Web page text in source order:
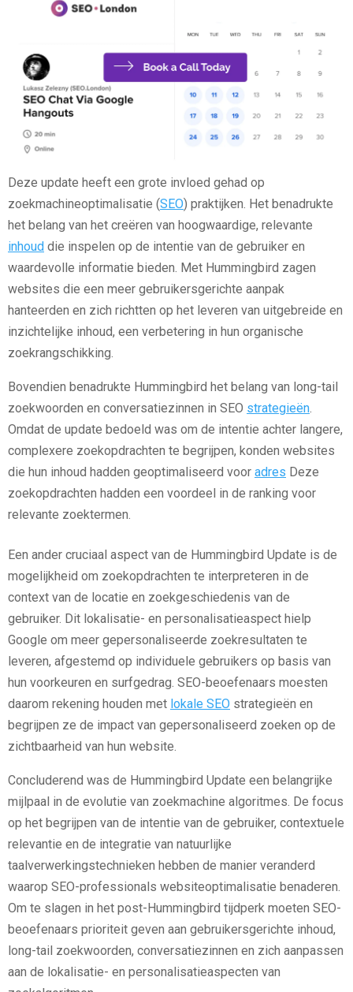
Deze update heeft een grote invloed gehad op
zoekmachineoptimalisatie (SEO) praktijken. Het benadrukte
het belang van het creëren van hoogwaardige, relevante
inhoud die inspelen op de intentie van de gebruiker en
waardevolle informatie bieden. Met Hummingbird zagen
websites die een meer gebruikersgerichte aanpak
hanteerden en zich richtten op het leveren van uitgebreide en
inzichtelijke inhoud, een verbetering in hun organische
zoekrangschikking.
Bovendien benadrukte Hummingbird het belang van long-tail
zoekwoorden en conversatiezinnen in SEO strategieën.
Omdat de update bedoeld was om de intentie achter langere,
complexere zoekopdrachten te begrijpen, konden websites
die hun inhoud hadden geoptimaliseerd voor adres Deze
zoekopdrachten hadden een voordeel in de ranking voor
relevante zoektermen.
Een ander cruciaal aspect van de Hummingbird Update is de
mogelijkheid om zoekopdrachten te interpreteren in de
context van de locatie en zoekgeschiedenis van de
gebruiker. Dit lokalisatie- en personalisatieaspect hielp
Google om meer gepersonaliseerde zoekresultaten te
leveren, afgestemd op individuele gebruikers op basis van
hun voorkeuren en surfgedrag. SEO-beoefenaars moesten
daarom rekening houden met lokale SEO strategieën en
begrijpen ze de impact van gepersonaliseerd zoeken op de
zichtbaarheid van hun website.
Concluderend was de Hummingbird Update een belangrijke
mijlpaal in de evolutie van zoekmachine algoritmes. De focus
op het begrijpen van de intentie van de gebruiker, contextuele
relevantie en de integratie van natuurlijke
taalverwerkingstechnieken hebben de manier veranderd
waarop SEO-professionals websiteoptimalisatie benaderen.
Om te slagen in het post-Hummingbird tijdperk moeten SEO-
beoefenaars prioriteit geven aan gebruikersgerichte inhoud,
long-tail zoekwoorden, conversatiezinnen en zich aanpassen
aan de lokalisatie- en personalisatieaspecten van